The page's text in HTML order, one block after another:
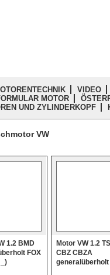
VIDEO
MOTOR
UND ZYLINDERKOPF
VW
1.2 BMD
FOX
Motor VW 1.2
CBZ CBZA
generalüberholt